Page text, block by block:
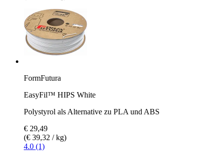
FormFutura
EasyFil™ HIPS White
Polystyrol als Alternative zu PLA und ABS
€ 29,49
(€ 39,32 / kg)
4.0 (1)